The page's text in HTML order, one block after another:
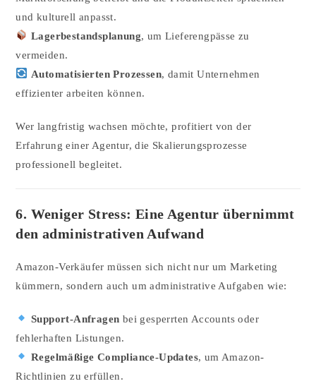
und kulturell anpasst.
Lagerbestandsplanung, um Lieferengpässe zu
vermeiden.
Automatisierten Prozessen, damit Unternehmen
effizienter arbeiten können.
Wer langfristig wachsen möchte, profitiert von der
Erfahrung einer Agentur, die Skalierungsprozesse
professionell begleitet.
6. Weniger Stress: Eine Agentur übernimmt
den administrativen Aufwand
Amazon-Verkäufer müssen sich nicht nur um Marketing
kümmern, sondern auch um administrative Aufgaben wie:
Support-Anfragen bei gesperrten Accounts oder
fehlerhaften Listungen.
Regelmäßige Compliance-Updates, um Amazon-
Richtlinien zu erfüllen.